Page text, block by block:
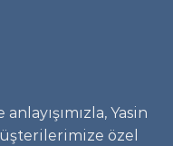
Yasin
özel